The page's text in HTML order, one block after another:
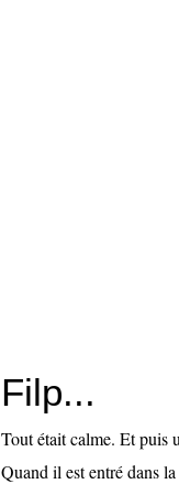
Filp...
Tout était calme. Et puis
Quand il est entré dans